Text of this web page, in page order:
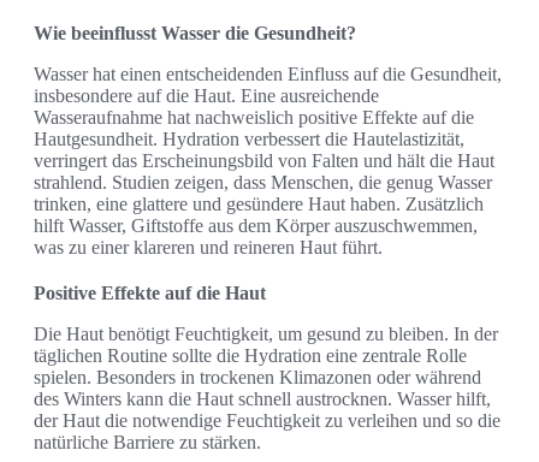
Wie beeinflusst Wasser die Gesundheit?
Wasser hat einen entscheidenden Einfluss auf die Gesundheit,
insbesondere auf die Haut. Eine ausreichende
Wasseraufnahme hat nachweislich positive Effekte auf die
Hautgesundheit. Hydration verbessert die Hautelastizität,
verringert das Erscheinungsbild von Falten und hält die Haut
strahlend. Studien zeigen, dass Menschen, die genug Wasser
trinken, eine glattere und gesündere Haut haben. Zusätzlich
hilft Wasser, Giftstoffe aus dem Körper auszuschwemmen,
was zu einer klareren und reineren Haut führt.
Positive Effekte auf die Haut
Die Haut benötigt Feuchtigkeit, um gesund zu bleiben. In der
täglichen Routine sollte die Hydration eine zentrale Rolle
spielen. Besonders in trockenen Klimazonen oder während
des Winters kann die Haut schnell austrocknen. Wasser hilft,
der Haut die notwendige Feuchtigkeit zu verleihen und so die
natürliche Barriere zu stärken.